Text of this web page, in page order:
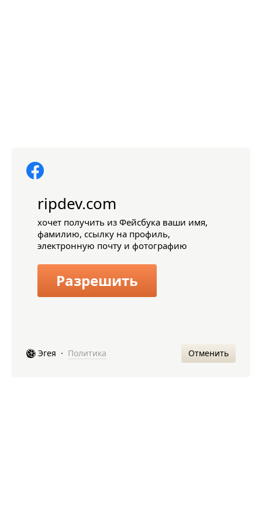
ripdev.com
хочет получить из Фейсбука ваши имя,
фамилию, ссылку на профиль,
электронную почту и фотографию
Разрешить
Эгея · Политика Отменить